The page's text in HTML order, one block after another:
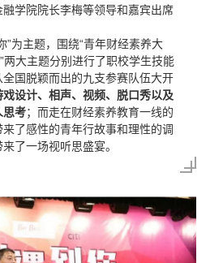
学院院长李梅等领导和嘉宾出席
”为主题，围绕“青年财经素养大
两大主题分别进行了职校学生技能
国脱颖而出的九支参赛队伍大开
设计、相声、视频、脱口秀以及
思考；而走在财经素养教育一线的
了感性的青年行故事和理性的调
了一场视听思盛宴。